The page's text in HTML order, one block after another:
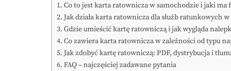
Co to jest karta ratownicza w samochodzie i jaki ma
Jak działa karta ratownicza dla służb ratunkowych
Gdzie umieścić kartę ratowniczą i jak wygląda
Co zawiera karta ratownicza w zależności od typu
Jak zdobyć kartę ratowniczą: PDF, dystrybucja i
FAQ – najczęściej zadawane pytania